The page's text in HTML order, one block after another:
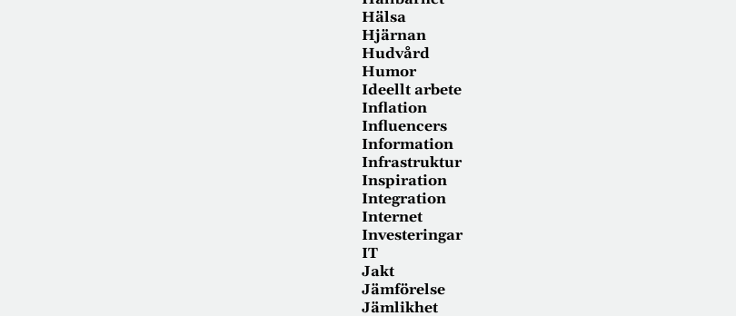
Hälsa
Hjärnan
Hudvård
Humor
Ideellt arbete
Inflation
Influencers
Information
Infrastruktur
Inspiration
Integration
Internet
Investeringar
IT
Jakt
Jämförelse
Jämlikhet